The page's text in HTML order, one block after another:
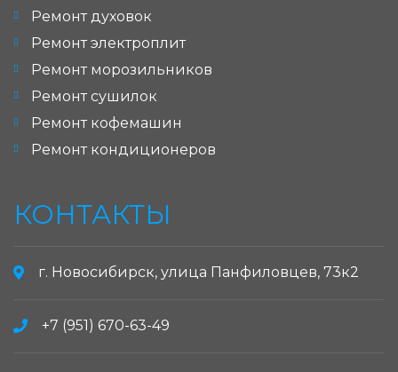
Ремонт духовок
Ремонт электроплит
Ремонт морозильников
Ремонт сушилок
Ремонт кофемашин
Ремонт кондиционеров
КОНТАКТЫ
г. Новосибирск, улица Панфиловцев, 73к2
+7 (951) 670-63-49